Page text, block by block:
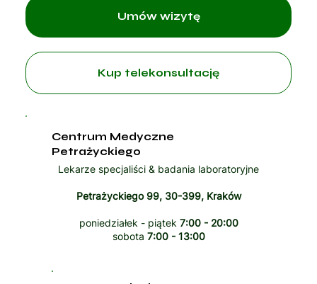
Kup telekonsultację
Centrum Medyczne
Petrażyckiego
Lekarze specjaliści & badania laboratoryjne
Petrażyckiego 99, 30-399, Kraków
poniedziałek - piątek 7:00 - 20:00
sobota 7:00 - 13:00
Umów wizytę